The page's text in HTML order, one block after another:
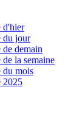
d'hier
du jour
demain
la semaine
du mois
2025